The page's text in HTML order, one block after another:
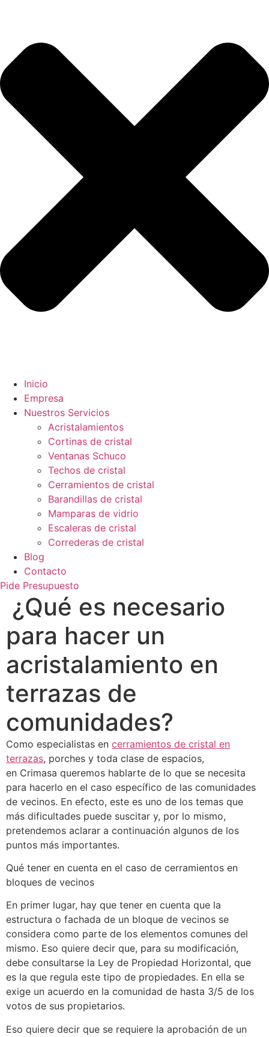
Inicio
Empresa
Nuestros Servicios
Acristalamientos
Cortinas de cristal
Ventanas Schuco
Techos de cristal
Cerramientos de cristal
Barandillas de cristal
Mamparas de vidrio
Escaleras de cristal
Correderas de cristal
Blog
Contacto
Pide Presupuesto
¿Qué es necesario
para hacer un
acristalamiento en
terrazas de
comunidades?
Como especialistas en cerramientos de cristal en
terrazas, porches y toda clase de espacios,
en Crimasa queremos hablarte de lo que se necesita
para hacerlo en el caso específico de las comunidades
de vecinos. En efecto, este es uno de los temas que
más dificultades puede suscitar y, por lo mismo,
pretendemos aclarar a continuación algunos de los
puntos más importantes.
Qué tener en cuenta en el caso de cerramientos en
bloques de vecinos
En primer lugar, hay que tener en cuenta que la
estructura o fachada de un bloque de vecinos se
considera como parte de los elementos comunes del
mismo. Eso quiere decir que, para su modificación,
debe consultarse la Ley de Propiedad Horizontal, que
es la que regula este tipo de propiedades. En ella se
exige un acuerdo en la comunidad de hasta 3/5 de los
votos de sus propietarios.
Eso quiere decir que se requiere la aprobación de un